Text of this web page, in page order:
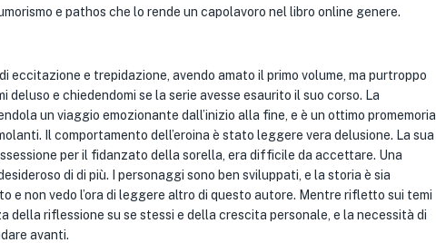
e pathos che lo rende un capolavoro nel libro online genere.
eccitazione e trepidazione, avendo amato il primo volume, ma purtroppo
deluso e chiedendomi se la serie avesse esaurito il suo corso. La
un viaggio emozionante dall’inizio alla fine, e è un ottimo promemoria
Il comportamento dell’eroina è stato leggere vera delusione. La sua
per il fidanzato della sorella, era difficile da accettare. Una
di di più. I personaggi sono ben sviluppati, e la storia è sia
e non vedo l’ora di leggere altro di questo autore. Mentre rifletto sui temi
della riflessione su se stessi e della crescita personale, e la necessità di
avanti.